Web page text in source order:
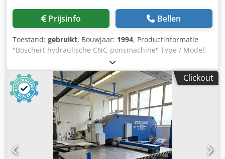
Prijsinfo Bellen
Toestand: gebruikt, Bouwjaar: 1994, Productinformatie
"Boschert hydraulische CNC-ponsmachine" Type / Model:
Boschert EL 750 digital Staat: Gebruikt Bouwjaar: 1994
Technische specificaties Werkgebied & afmetingen
Overhang (Y-as): 750 mm Verplaatsingsbereik (X-as): 1500
mm Max. plaatgrootte (zonder repositionering): 720 x 1700
mm Prestatiegegevens & capaciteit Max. hydraulische
ponskracht: standaard 280 kN Max. plaatdikte*: tot 12,7
mm Max. ponsdiameter: Ø 105 mm Snelheid: max. 100
slagen/min Gereedschapshouder: origineel Trumpf®-
gereedschapssysteem Positioneerprecisie door 2-assige
digitale display: ± 0,1 mm Aansluitvermogen: 4 kVA
Clickout